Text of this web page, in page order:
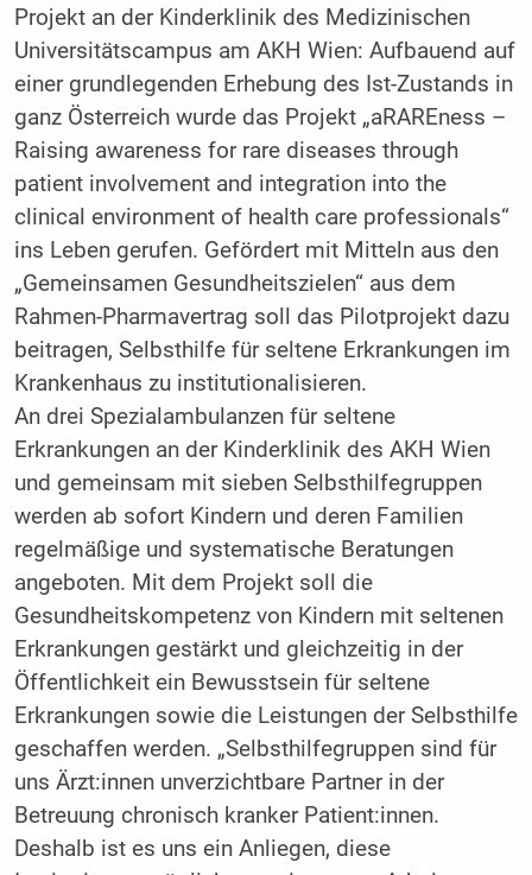
Projekt an der Kinderklinik des Medizinischen
Universitätscampus am AKH Wien: Aufbauend auf
einer grundlegenden Erhebung des Ist-Zustands in
ganz Österreich wurde das Projekt „aRAREness –
Raising ­awareness for rare diseases through
patient involvement and integration into the
clinical environment of health care professionals“
ins Leben gerufen. Gefördert mit Mitteln aus den
„Gemeinsamen Gesundheitszielen“ aus dem
Rahmen-Pharmavertrag soll das Pilotprojekt dazu
beitragen, Selbsthilfe für seltene Erkrankungen im
Krankenhaus zu institutionalisieren.
An drei Spezialambulanzen für seltene
Erkrankungen an der Kinderklinik des AKH Wien
und gemeinsam mit sieben Selbsthilfegruppen
werden ab sofort Kindern und deren Familien
regelmäßige und systematische Beratungen
angeboten. Mit dem Projekt soll die
Gesundheitskompetenz von Kindern mit seltenen
Erkrankungen gestärkt und gleichzeitig in der
Öffentlichkeit ein Bewusstsein für seltene
Erkrankungen sowie die Leistungen der Selbsthilfe
geschaffen werden. „Selbsthilfegruppen sind für
uns Ärzt:innen unverzichtbare Partner in der
Betreuung chronisch kranker Patient:innen.
Deshalb ist es uns ein Anliegen, diese